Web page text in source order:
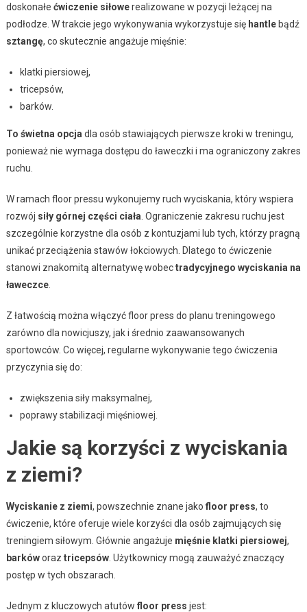
doskonałe ćwiczenie siłowerealizowane w pozycji leżącej na
podłodze. W trakcie jego wykonywania wykorzystuje się hantlebądź
sztangę, co skutecznie angażuje mięśnie:
klatki piersiowej,
tricepsów,
barków.
To świetna opcja dla osób stawiających pierwsze kroki w treningu,
ponieważ nie wymaga dostępu do ławeczki i ma ograniczony zakres
ruchu.
W ramach floor pressu wykonujemy ruch wyciskania, który wspiera
rozwój siły górnej części ciała . Ograniczenie zakresu ruchu jest
szczególnie korzystne dla osób z kontuzjami lub tych, którzy pragną
unikać przeciążenia stawów łokciowych. Dlatego to ćwiczenie
stanowi znakomitą alternatywę wobectradycyjnego wyciskania na
ławeczce.
Z łatwością można włączyć floor press do planu treningowego
zarówno dla nowicjuszy, jak i średnio zaawansowanych
sportowców. Co więcej, regularne wykonywanie tego ćwiczenia
przyczynia się do:
zwiększenia siły maksymalnej,
poprawy stabilizacji mięśniowej.
Jakie są korzyści z wyciskania
z ziemi?
Wyciskanie z ziemi, powszechnie znane jako floor press, to
ćwiczenie, które oferuje wiele korzyści dla osób zajmujących się
treningiem siłowym. Głównie angażuje mięśnie klatki piersiowej,
barkóworaz tricepsów. Użytkownicy mogą zauważyć znaczący
postęp w tych obszarach.
Jednym z kluczowych atutów floor press jest: